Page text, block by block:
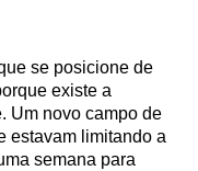
se posicione de
existe a
Um novo campo de
estavam limitando a
semana para